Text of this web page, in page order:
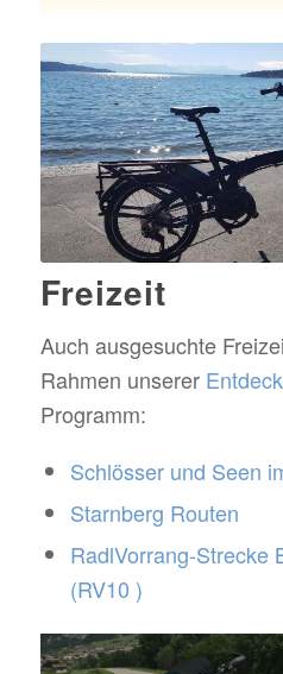
Freizeit
Auch ausgesuchte
Rahmen unserer
Programm:
Schlösser und Seen
Starnberg Routen
RadlVorrang-Strecke
(RV10 )